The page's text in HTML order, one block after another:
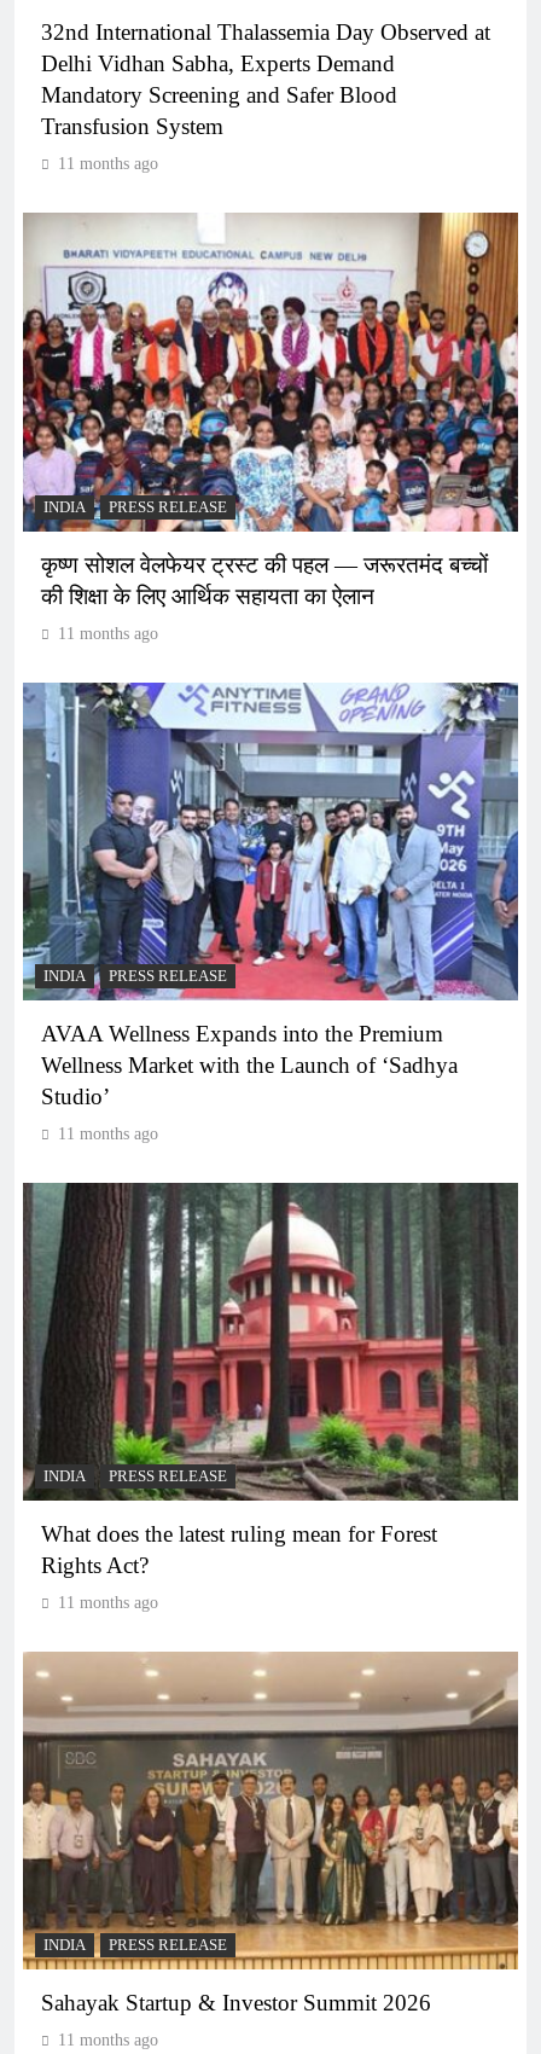
32nd International Thalassemia Day Observed at
Delhi Vidhan Sabha, Experts Demand
Mandatory Screening and Safer Blood
Transfusion System
11 months ago
INDIA PRESS RELEASE
कृष्ण सोशल वेलफेयर ट्रस्ट की पहल — जरूरतमंद बच्चों
की शिक्षा के लिए आर्थिक सहायता का ऐलान
11 months ago
INDIA PRESS RELEASE
AVAA Wellness Expands into the Premium
Wellness Market with the Launch of ‘Sadhya
Studio’
11 months ago
INDIA PRESS RELEASE
What does the latest ruling mean for Forest
Rights Act?
11 months ago
INDIA PRESS RELEASE
Sahayak Startup & Investor Summit 2026
11 months ago